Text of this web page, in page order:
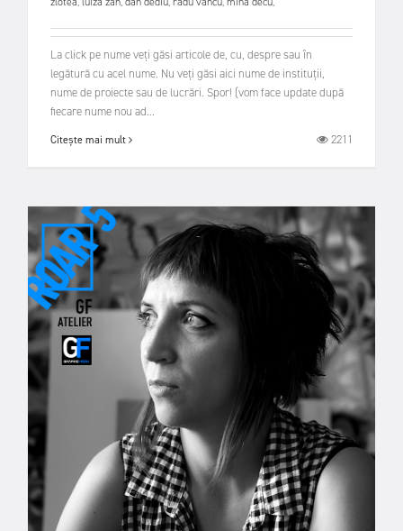
La click pe nume veți găsi articole de, cu, despre sau în
legătură cu acel nume. Nu veți găsi aici nume de instituții,
nume de proiecte sau de lucrări. Spor! (vom face update după
fiecare nume nou ad...
Citește mai mult 2211